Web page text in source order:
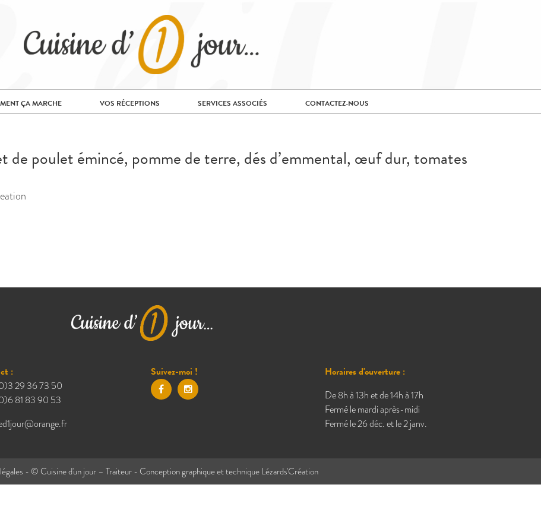
ÇA MARCHE VOS RÉCEPTIONS SERVICES ASSOCIÉS CONTACTEZ-NOUS
de poulet émincé, pomme de terre, dés d’emmental, œuf dur, tomates
:
29 36 73 50
81 83 90 53
Suivez-moi ! Horaires d'ouverture :
De 8h à 13h et de 14h à 17h
Fermé le mardi après-midi
Fermé le 26 déc. et le 2 janv.
- © Cuisine d'un jour – Traiteur - Conception graphique et techniqueLézards'Création